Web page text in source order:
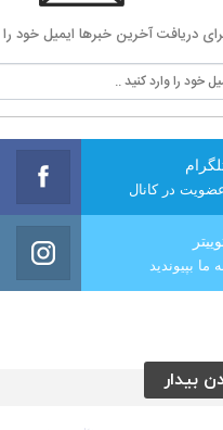
دریافت آخرین خبرها ایمیل خود را
در کانال
ما بپیوندید
بیدار